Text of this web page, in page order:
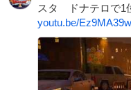
スタ ドナテロで1
youtu.be/